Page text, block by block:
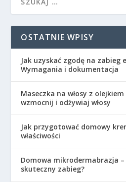
OSTATNIE WPISY
Jak uzyskać zgodę na zabieg
Wymagania i dokumentacja
Maseczka na włosy z
wzmocnij i odżywiaj włosy
Jak przygotować domowy
właściwości
Domowa mikrodermabrazja
skuteczny zabieg?